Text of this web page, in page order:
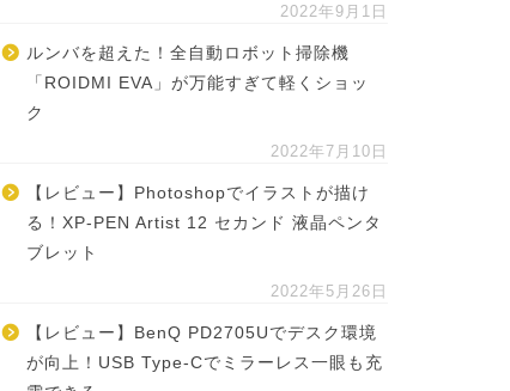
2022年9月1日
ルンバを超えた！全自動ロボット掃除機
「ROIDMI EVA」が万能すぎて軽くショッ
ク
2022年7月10日
【レビュー】Photoshopでイラストが描け
る！XP-PEN Artist 12 セカンド 液晶ペンタ
ブレット
2022年5月26日
【レビュー】BenQ PD2705Uでデスク環境
が向上！USB Type-Cでミラーレス一眼も充